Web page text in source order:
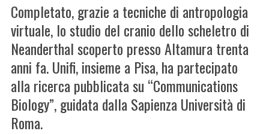
Completato, grazie a tecniche di antropologia
virtuale, lo studio del cranio dello scheletro di
Neanderthal scoperto presso Altamura trenta
anni fa. Unifi, insieme a Pisa, ha partecipato
alla ricerca pubblicata su “Communications
Biology”, guidata dalla Sapienza Università di
Roma.